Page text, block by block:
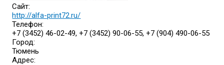
Сайт:
http://alfa-print72.ru/
Телефон:
+7 (3452) 46-02-49, +7 (3452) 90-06-55, +7 (904) 490-06-55
Город:
Тюмень
Адрес: